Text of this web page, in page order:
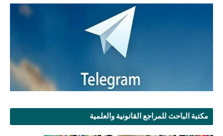
مكتبة الباحث للمراجع القانونية والعلمية